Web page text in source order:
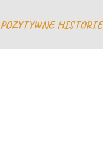
POZYTYWNE HISTORIE